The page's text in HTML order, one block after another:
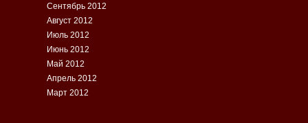
Сентябрь 2012
Август 2012
Июль 2012
Июнь 2012
Май 2012
Апрель 2012
Март 2012